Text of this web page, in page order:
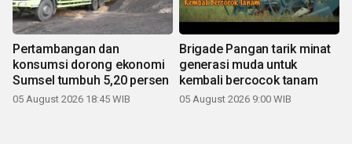
Pertambangan dan
konsumsi dorong ekonomi
Sumsel tumbuh 5,20 persen
05 August 2026 18:45 WIB
Brigade Pangan tarik minat
generasi muda untuk
kembali bercocok tanam
05 August 2026 9:00 WIB